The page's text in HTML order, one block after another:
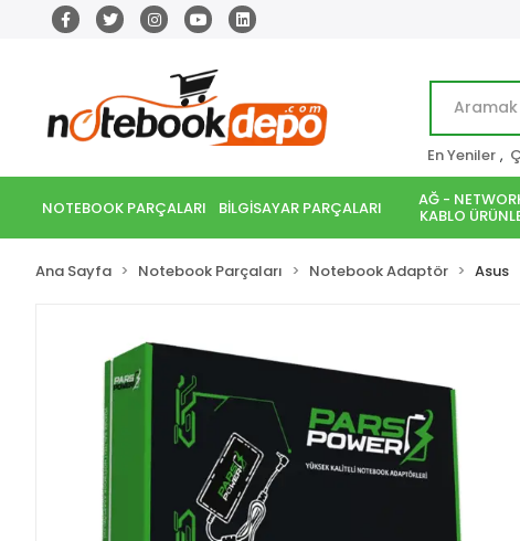
En Yeniler ,
NOTEBOOK PARÇALARI BİLGİSAYAR PARÇALARI AĞ -
KABLO
Ana Sayfa Notebook Parçaları Notebook Adaptör Asus